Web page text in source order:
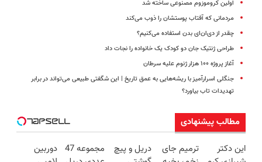
اولین کروموزوم مصنوعی ساخته شد
مردمانی که آفتاب پوستشان را ذوب می‌کند
چقدر از دی‌ان‌ای بدن استفاده می‌کنیم؟
طراحی ژنتیک جان دو کودک یک خانواده را نجات داد
آغاز پروژه ۱۰۰ هزار ژنوم علیه سرطان
جنگلی اسرارآمیز با ریشه‌هایی به عمق تاریخ | این شگفتی طبیعی می‌تواند در برابر
تهدیدات تاب بیاورد؟
مطالب پیشنهادی
این دکتر
ترمیم جای
دریل و پیچ
مجموعه 47 دوربین